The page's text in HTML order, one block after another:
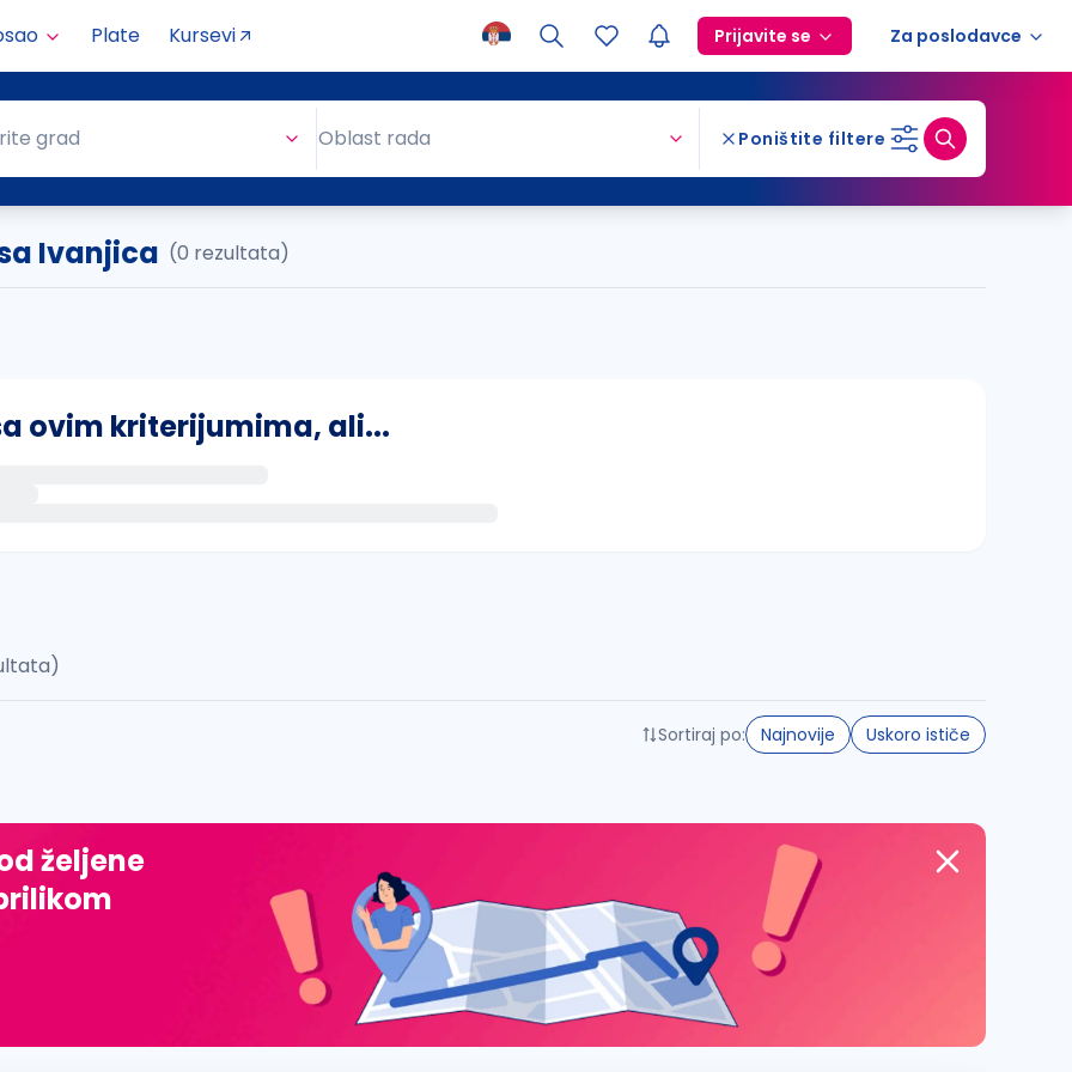
Plate Kursevi Prijavite se Za poslodavce
grad Oblast rada Poništite filtere
Ivanjica (0 rezultata)
ovim kriterijumima, ali...
đ, ž, dž)
Sortiraj po: Najnovije Uskoro ističe
željene